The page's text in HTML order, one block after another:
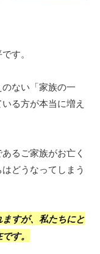
す。
ない「家族の一
る方が本当に増え
るご家族がお亡く
どうなってしまう
すが、私たちにと
す。